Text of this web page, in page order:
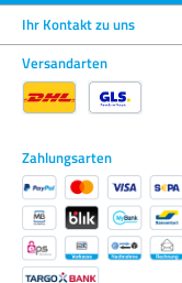
Ihr Kontakt zu uns
Versandarten
Zahlungsarten